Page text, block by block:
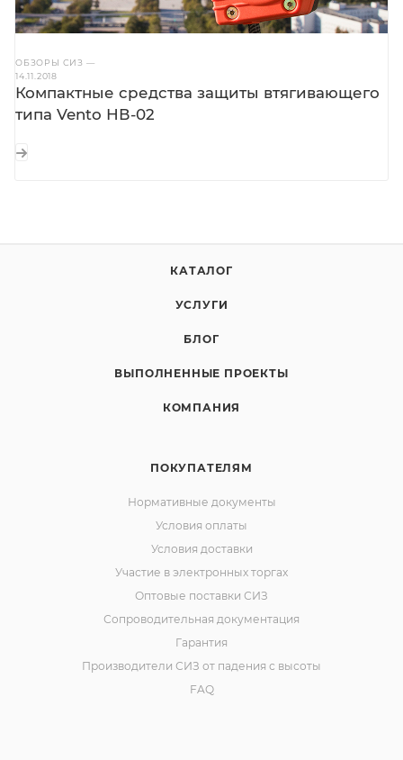
ОБЗОРЫ СИЗ —
14.11.2018
Компактные средства защиты втягивающего
типа Vento НВ-02
КАТАЛОГ
УСЛУГИ
БЛОГ
ВЫПОЛНЕННЫЕ ПРОЕКТЫ
КОМПАНИЯ
ПОКУПАТЕЛЯМ
Нормативные документы
Условия оплаты
Условия доставки
Участие в электронных торгах
Оптовые поставки СИЗ
Сопроводительная документация
Гарантия
Производители СИЗ от падения с высоты
FAQ